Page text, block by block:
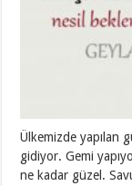
Ülkemizde yapılan
gidiyor. Gemi
ne kadar güzel.